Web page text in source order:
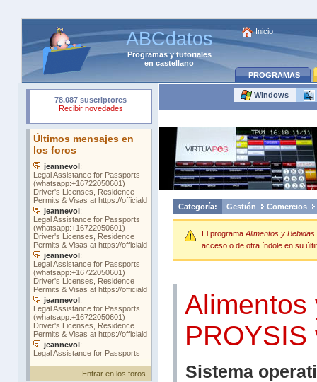
ABCdatos
Programasytutoriales
en castellano
Inicio
PROGRAMAS
Entrar en los foros
Windows
Categoría: Gestión Comercios
El programa Alimentos y
acceso o de otra índole en su
Alimentos
PROYSIS
Sistema